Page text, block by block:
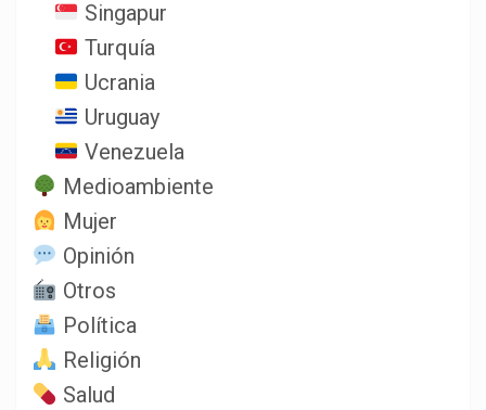
Singapur
Turquía
Ucrania
Uruguay
Venezuela
Medioambiente
Mujer
Opinión
Otros
Política
Religión
Salud